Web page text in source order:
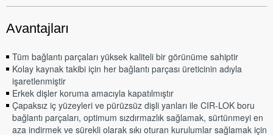
Avantajları
Tüm bağlantı parçaları yüksek kaliteli bir görünüme sahiptir
Kolay kaynak takibi için her bağlantı parçası üreticinin adıyla
işaretlenmiştir
Erkek dişler koruma amacıyla kapatılmıştır
Çapaksız iç yüzeyleri ve pürüzsüz dişli yanları ile CIR-LOK boru
bağlantı parçaları, optimum sızdırmazlık sağlamak, sürtünmeyi en
aza indirmek ve sürekli olarak sıkı oturan kurulumlar sağlamak için